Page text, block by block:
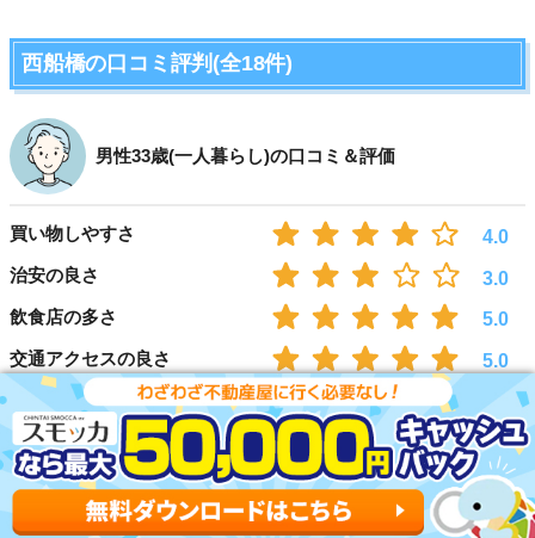
西船橋の口コミ評判(全18件)
男性33歳(一人暮らし)の口コミ＆評価
買い物しやすさ
4.0
治安の良さ
3.0
飲食店の多さ
5.0
交通アクセスの良さ
5.0
住みやすい点
西船橋駅は東京メトロ東西線、JR線、東葉高速鉄道などたくさん
路線が通っていますので、とてもアクセスがよいです。また、駅
前には歩いていけるスーパーが4軒ありますので、食料品買い物に
は困りませんし、価格もやすめです。